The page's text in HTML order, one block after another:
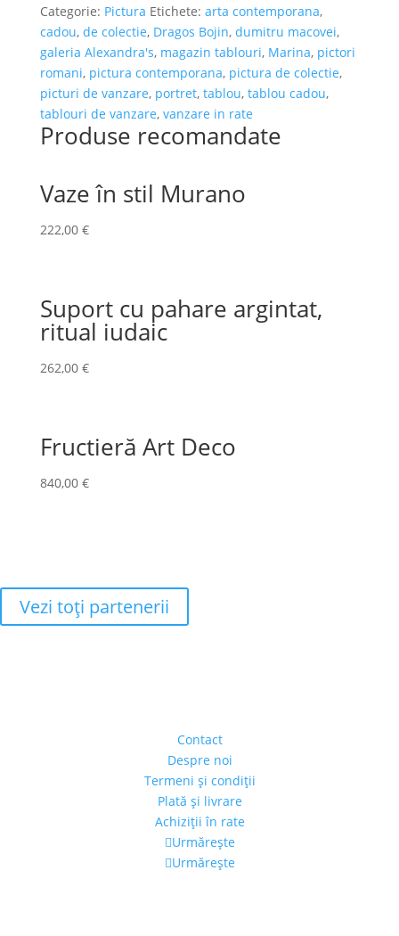
Categorie: Pictura Etichete: arta contemporana,
cadou, de colectie, Dragos Bojin, dumitru macovei,
galeria Alexandra's, magazin tablouri, Marina, pictori
romani, pictura contemporana, pictura de colectie,
picturi de vanzare, portret, tablou, tablou cadou,
tablouri de vanzare, vanzare in rate
Produse recomandate
Vaze în stil Murano
222,00 €
Suport cu pahare argintat,
ritual iudaic
262,00 €
Fructieră Art Deco
840,00 €
Vezi toţi partenerii
Contact
Despre noi
Termeni şi condiţii
Plată şi livrare
Achiziţii în rate
Urmărește
Urmărește